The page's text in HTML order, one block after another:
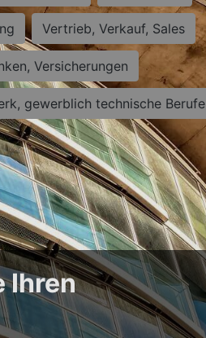
Vertrieb, Verkauf, Sales
Versicherungen
gewerblich technische Berufe
Ihren